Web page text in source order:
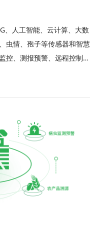
、人工智能、云计算、大数
虫情、孢子等传感器和智慧
控、测报预警、远程控制等